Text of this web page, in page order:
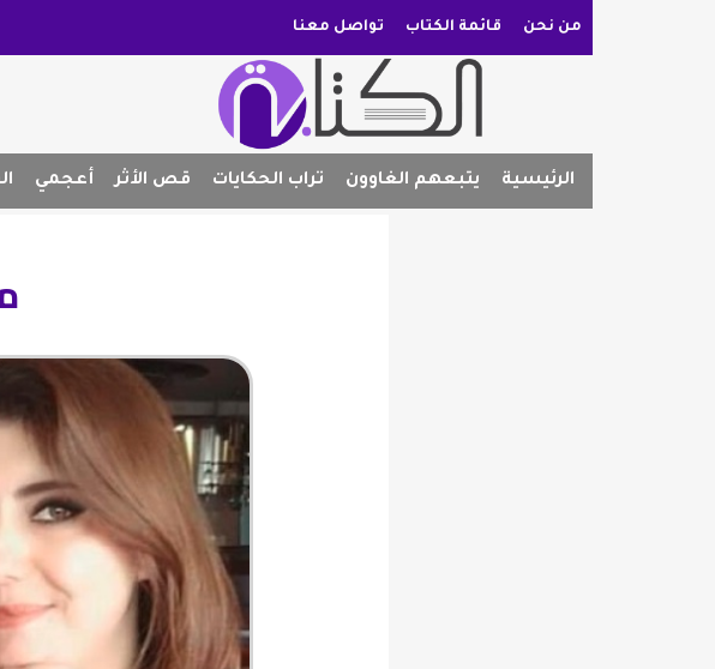
من نحن قائمة الكتاب تواصل معنا
الرئيسية يتبعهم الغاوون تراب الحكايات قص الأثر أعجمي